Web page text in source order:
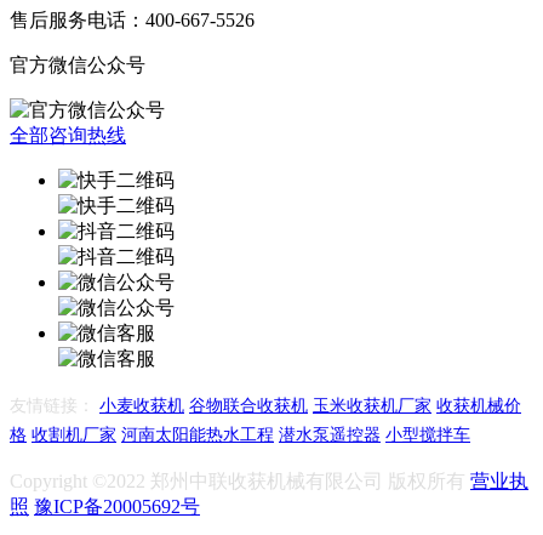
售后服务电话：400-667-5526
官方微信公众号
全部咨询热线
友情链接： 小麦收获机 谷物联合收获机 玉米收获机厂家 收获机械价
格 收割机厂家 河南太阳能热水工程 潜水泵遥控器 小型搅拌车
Copyright ©2022 郑州中联收获机械有限公司 版权所有 营业执
照 豫ICP备20005692号